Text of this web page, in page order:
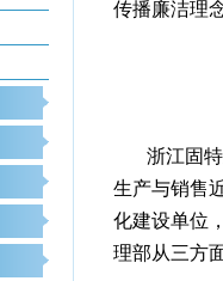
传播廉洁理
浙江固
生产与销售
化建设单位
理部从三方